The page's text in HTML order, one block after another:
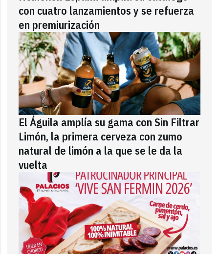
con cuatro lanzamientos y se refuerza
en premiurización
El Águila amplía su gama con Sin Filtrar
Limón, la primera cerveza con zumo
natural de limón a la que se le da la
vuelta